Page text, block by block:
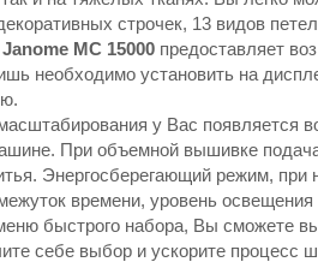
строчек, 13 видов
Janome MC 15000 предоставляет
необходимо установить на
у Вас появляется
При объемной вышивке
Энергосберегающий режим, при
времени, уровень освещения
быстрого набора, Вы сможете
себе выбор и ускорите процесс